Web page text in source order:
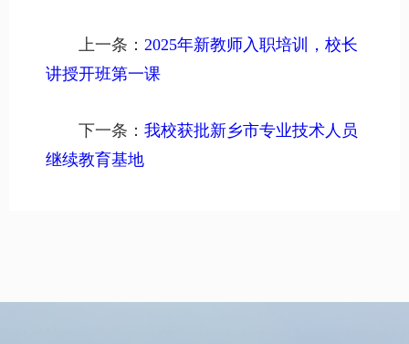
上一条： 2025年新教师入职培训，校长
讲授开班第一课
下一条： 我校获批新乡市专业技术人员
继续教育基地